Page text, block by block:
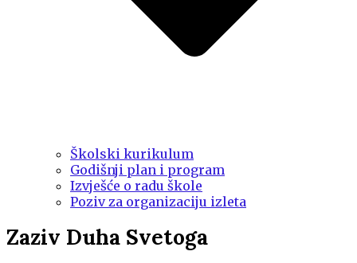
Školski kurikulum
Godišnji plan i program
Izvješće o radu škole
Poziv za organizaciju izleta
Zaziv Duha Svetoga